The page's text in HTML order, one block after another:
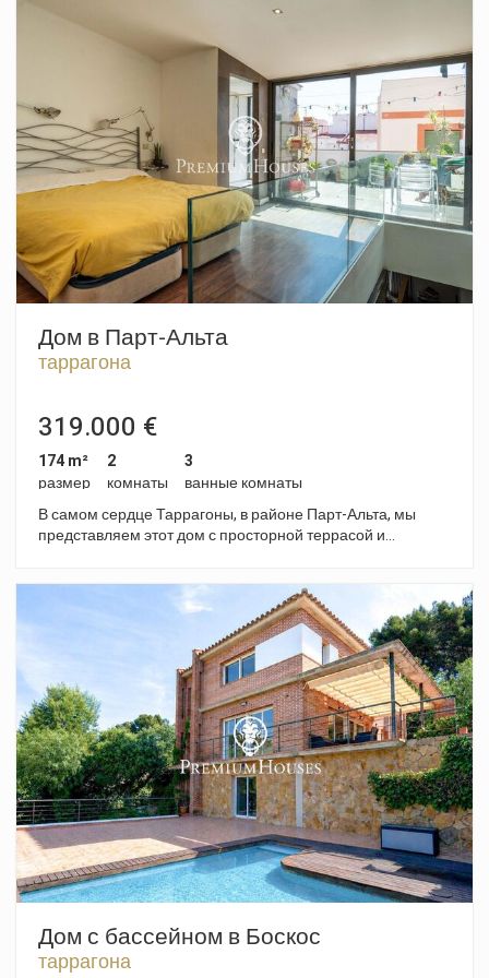
offering an exclusive suite. Its true magic unfolds through
three private terraces that add up to 84 m² of pure urban
disconnection: from the living room you access a 24 m² oasis
perfect for everyday life; On the upper level, an imposing
terrace of 36 m²; And, as an intimate refuge, a third terrace of
25 m² looks face-to-face at Tibidabo in an absolute privacy
dialogue. The property offers the privilege of an elevator with
direct and private access to the heart of the house,
guaranteeing a safe and sophisticated entrance. This is an
unrepeatable opportunity for visionary investors and
demanding buyers who are not looking for a house, but rather
create the most emblematic and iconic attic of the Barcelona
skyline.
Дом в Парт-Альта
таррагона
319.000 €
174 m²
размер
2
комнаты
3
ванные комнаты
В самом сердце Таррагоны, в районе Парт-Альта, мы
представляем этот дом с просторной террасой и
втором этаже расположены гостиная, гостевой туалет и
одноместная спальня. Второй этаж представляет собой
рабочее пространство, но может использоваться для
различных целей. Он соединяется с улицей через балкон.
На третьем этаже расположена гостиная зона с салоном,
столовой и кухней-офисом. На этом этаже также
находится полностью оборудованная ванная комната.
Четвертый и последний этаж представляет собой спальню
с ванной комнатой, выходом на террасу и панорамным
видом. Ла-Парт-Альта — это исторический центр
Таррагоны и один из самых самобытных районов города.
Он расположен на самой возвышенной части древнего
римского города Таррако и сосредоточивает в себе
большую часть памятников архитектуры, включённых в
список Всемирного наследия ЮНЕСКО.
Дом с бассейном в Боскос
таррагона